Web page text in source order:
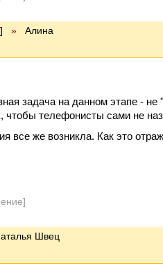
] » Алина
задача на данном этапе - не
чтобы телефонисты сами не
все же возникла. Как это
Швец